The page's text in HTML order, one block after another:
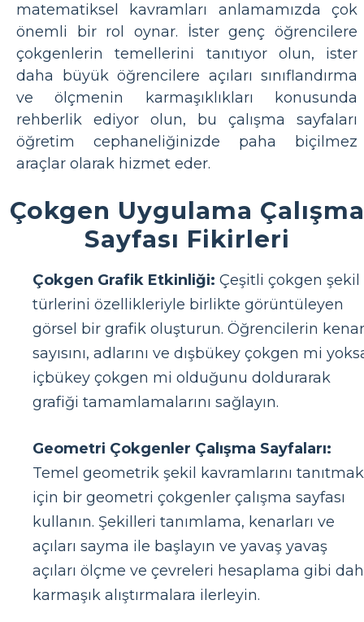
matematiksel kavramları anlamamızda çok
önemli bir rol oynar. İster genç öğrencilere
çokgenlerin temellerini tanıtıyor olun, ister
daha büyük öğrencilere açıları sınıflandırma
ve ölçmenin karmaşıklıkları konusunda
rehberlik ediyor olun, bu çalışma sayfaları
öğretim cephaneliğinizde paha biçilmez
araçlar olarak hizmet eder.
Çokgen Uygulama Çalışma
Sayfası Fikirleri
Çokgen Grafik Etkinliği: Çeşitli çokgen şekil
türlerini özellikleriyle birlikte görüntüleyen
görsel bir grafik oluşturun. Öğrencilerin kenar
sayısını, adlarını ve dışbükey çokgen mi
içbükey çokgen mi olduğunu doldurarak
grafiği tamamlamalarını sağlayın.
Geometri Çokgenler Çalışma Sayfaları:
Temel geometrik şekil kavramlarını tanıtmak
için bir geometri çokgenler çalışma sayfası
kullanın. Şekilleri tanımlama, kenarları ve
açıları sayma ile başlayın ve yavaş yavaş
açıları ölçme ve çevreleri hesaplama gibi
karmaşık alıştırmalara ilerleyin.